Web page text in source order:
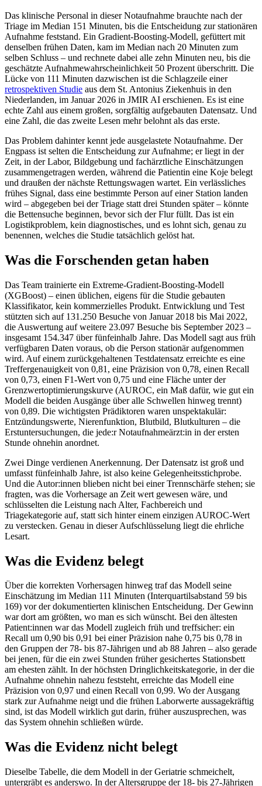
Das klinische Personal in dieser Notaufnahme brauchte nach der
Triage im Median 151 Minuten, bis die Entscheidung zur stationären
Aufnahme feststand. Ein Gradient-Boosting-Modell, gefüttert mit
denselben frühen Daten, kam im Median nach 20 Minuten zum
selben Schluss – und rechnete dabei alle zehn Minuten neu, bis die
geschätzte Aufnahmewahrscheinlichkeit 50 Prozent überschritt. Die
Lücke von 111 Minuten dazwischen ist die Schlagzeile einer
retrospektiven Studie aus dem St. Antonius Ziekenhuis in den
Niederlanden, im Januar 2026 in JMIR AI erschienen. Es ist eine
echte Zahl aus einem großen, sorgfältig aufgebauten Datensatz. Und
eine Zahl, die das zweite Lesen mehr belohnt als das erste.
Das Problem dahinter kennt jede ausgelastete Notaufnahme. Der
Engpass ist selten die Entscheidung zur Aufnahme; er liegt in der
Zeit, in der Labor, Bildgebung und fachärztliche Einschätzungen
zusammengetragen werden, während die Patientin eine Koje belegt
und draußen der nächste Rettungswagen wartet. Ein verlässliches
frühes Signal, dass eine bestimmte Person auf einer Station landen
wird – abgegeben bei der Triage statt drei Stunden später – könnte
die Bettensuche beginnen, bevor sich der Flur füllt. Das ist ein
Logistikproblem, kein diagnostisches, und es lohnt sich, genau zu
benennen, welches die Studie tatsächlich gelöst hat.
Was die Forschenden getan haben
Das Team trainierte ein Extreme-Gradient-Boosting-Modell
(XGBoost) – einen üblichen, eigens für die Studie gebauten
Klassifikator, kein kommerzielles Produkt. Entwicklung und Test
stützten sich auf 131.250 Besuche von Januar 2018 bis Mai 2022,
die Auswertung auf weitere 23.097 Besuche bis September 2023 –
insgesamt 154.347 über fünfeinhalb Jahre. Das Modell sagt aus früh
verfügbaren Daten voraus, ob die Person stationär aufgenommen
wird. Auf einem zurückgehaltenen Testdatensatz erreichte es eine
Treffergenauigkeit von 0,81, eine Präzision von 0,78, einen Recall
von 0,73, einen F1-Wert von 0,75 und eine Fläche unter der
Grenzwertoptimierungskurve (AUROC, ein Maß dafür, wie gut ein
Modell die beiden Ausgänge über alle Schwellen hinweg trennt)
von 0,89. Die wichtigsten Prädiktoren waren unspektakulär:
Entzündungswerte, Nierenfunktion, Blutbild, Blutkulturen – die
Erstuntersuchungen, die jede:r Notaufnahmeärzt:in in der ersten
Stunde ohnehin anordnet.
Zwei Dinge verdienen Anerkennung. Der Datensatz ist groß und
umfasst fünfeinhalb Jahre, ist also keine Gelegenheitsstichprobe.
Und die Autor:innen blieben nicht bei einer Trennschärfe stehen; sie
fragten, was die Vorhersage an Zeit wert gewesen wäre, und
schlüsselten die Leistung nach Alter, Fachbereich und
Triagekategorie auf, statt sich hinter einem einzigen AUROC-Wert
zu verstecken. Genau in dieser Aufschlüsselung liegt die ehrliche
Lesart.
Was die Evidenz belegt
Über die korrekten Vorhersagen hinweg traf das Modell seine
Einschätzung im Median 111 Minuten (Interquartilsabstand 59 bis
169) vor der dokumentierten klinischen Entscheidung. Der Gewinn
war dort am größten, wo man es sich wünscht. Bei den ältesten
Patient:innen war das Modell zugleich früh und treffsicher: ein
Recall um 0,90 bis 0,91 bei einer Präzision nahe 0,75 bis 0,78 in
den Gruppen der 78- bis 87-Jährigen und ab 88 Jahren – also gerade
bei jenen, für die ein zwei Stunden früher gesichertes Stationsbett
am ehesten zählt. In der höchsten Dringlichkeitskategorie, in der die
Aufnahme ohnehin nahezu feststeht, erreichte das Modell eine
Präzision von 0,97 und einen Recall von 0,99. Wo der Ausgang
stark zur Aufnahme neigt und die frühen Laborwerte aussagekräftig
sind, ist das Modell wirklich gut darin, früher auszusprechen, was
das System ohnehin schließen würde.
Was die Evidenz nicht belegt
Dieselbe Tabelle, die dem Modell in der Geriatrie schmeichelt,
untergräbt es anderswo. In der Altersgruppe der 18- bis 27-Jährigen